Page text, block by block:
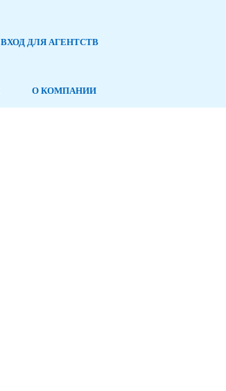
ВХОД ДЛЯ АГЕНТСТВ
О КОМПАНИИ